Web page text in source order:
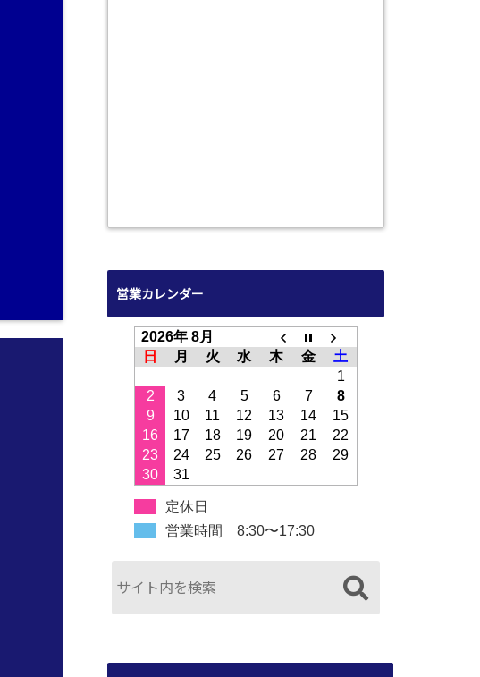
営業カレンダー
2026年 8月
日
月 火 水 木 金
土
1
2
3 4 5 6 7
8
9
10 11 12 13 14
15
16
17 18 19 20 21
22
23
24 25 26 27 28
29
30
31
定休日
営業時間 8:30〜17:30